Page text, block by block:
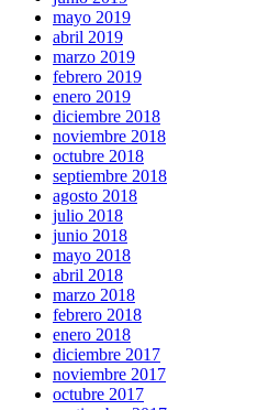
mayo 2019
abril 2019
marzo 2019
febrero 2019
enero 2019
diciembre 2018
noviembre 2018
octubre 2018
septiembre 2018
agosto 2018
julio 2018
junio 2018
mayo 2018
abril 2018
marzo 2018
febrero 2018
enero 2018
diciembre 2017
noviembre 2017
octubre 2017